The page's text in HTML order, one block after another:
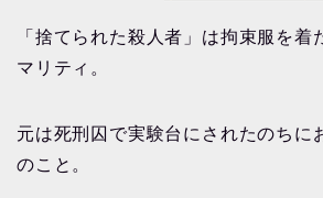
「捨てられた殺人者」は拘束服を着
マリティ。
元は死刑囚で実験台にされたのちに
のこと。